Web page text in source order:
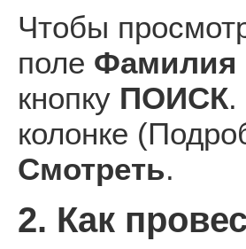
Чтобы
поле Фамилия
кнопку ПОИСК.
колонке
Смотреть.
2. Как